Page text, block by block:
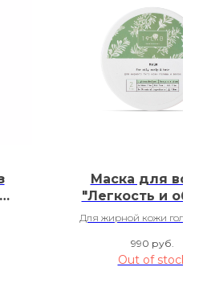
Маска для
"Легкость и
Для жирной кожи
990 руб.
Out of stock